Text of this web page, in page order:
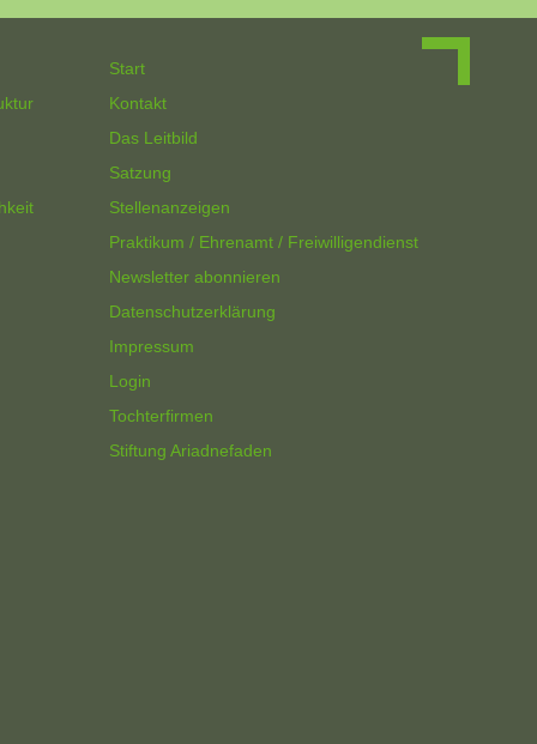
Start
Kontakt
Das Leitbild
Satzung
Stellenanzeigen
Praktikum / Ehrenamt / Freiwilligendienst
Newsletter abonnieren
Datenschutzerklärung
Impressum
Login
Tochterfirmen
Stiftung Ariadnefaden